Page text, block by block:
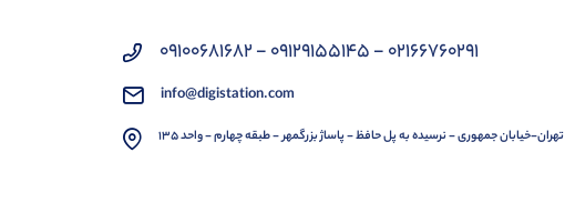
02166760291 - 09129155145 - 09100681682
info@digistation.com
تهران-خیابان جمهوری - نرسیده به پل حافظ - پاساژ بزرگمهر - طبقه چهارم - واحد 135